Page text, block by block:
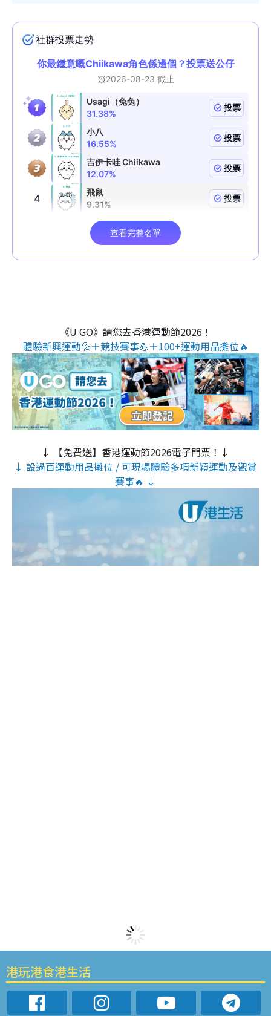
《U GO》請您去香港運動節2026！
體驗新興運動💦＋競技賽事💪＋100+運動用品攤位🔥
↓ 【免費送】香港運動節2026電子門票！↓
↓ 設過百運動用品攤位 / 可現場體驗多項新穎運動及觀賞
賽事🔥 ↓
港玩港食港生活